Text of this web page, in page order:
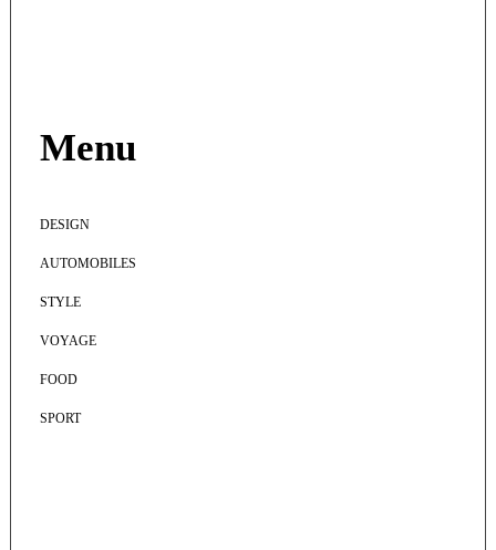
Menu
DESIGN
AUTOMOBILES
STYLE
VOYAGE
FOOD
SPORT